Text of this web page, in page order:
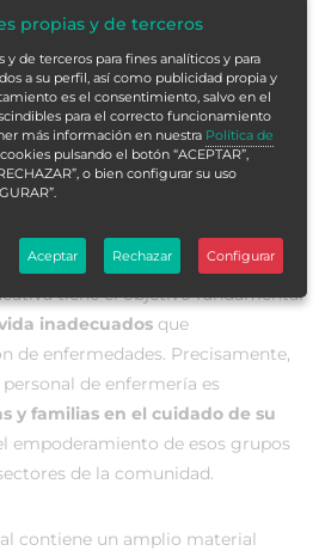
de la salud y prevención
los pilares fundamentales que
de salud, donde el
miembro del equipo de salud,
tanto en laevaluación de las
entorno
tiene el objetivo fundamental
inadecuados que
de enfermedades. Precisamente,
de enfermería es
y familias en el cuidado de su
empoderamiento de esos grupos
de la comunidad.
contiene un amplio material
propias y de terceros
de terceros para fines analíticos y para
a su perfil, así como publicidad propia y
es el consentimiento, salvo en el
para el correcto funcionamiento
más información en nuestra Política de
pulsando el botón “ACEPTAR”,
o bien configurar su uso
Aceptar Rechazar Configurar